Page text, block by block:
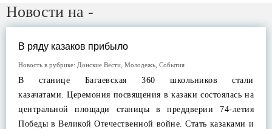
Новости на -
В ряду казаков прибыло
Новость в рубрике: Донские Вести Молодежь События
В станице Багаевская 360 школьников стали
казачатами. Церемония посвящения в казаки состоялась на
центральной площади станицы в преддверии 74-летия
Победы в Великой Отечественной войне. Стать казаками и